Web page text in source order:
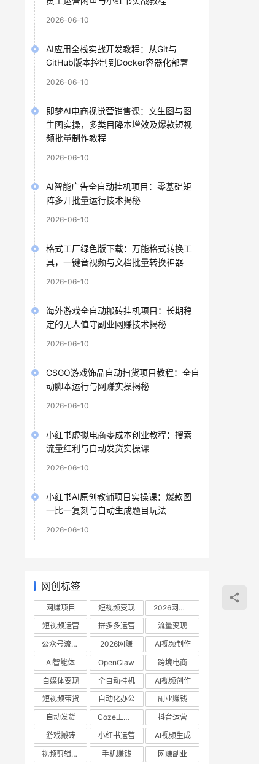
2026-06-10
AI应用全栈实战开发教程：从Git与
GitHub版本控制到Docker容器化部署
2026-06-10
即梦AI电商视觉营销售课：文生图与图
生图实操，多类目降本增效及爆款短视
频批量制作教程
2026-06-10
AI智能广告全自动挂机项目：零基础矩
阵多开批量运行技术揭秘
2026-06-10
格式工厂绿色版下载：万能格式转换工
具，一键音视频与文档批量转换神器
2026-06-10
海外游戏全自动搬砖挂机项目：长期稳
定的无人值守副业网赚技术揭秘
2026-06-10
CSGO游戏饰品自动扫货项目教程：全自
动脚本运行与网赚实操揭秘
2026-06-10
小红书虚拟电商零成本创业教程：搜索
流量红利与自动发货实操课
2026-06-10
小红书AI原创教辅项目实操课：爆款图
一比一复刻与自动生成题目玩法
2026-06-10
网创标签
网赚项目 短视频变现
2026网赚项目
短视频运营
拼多多运营
流量变现
公众号流量主
2026网赚
AI视频制作
AI智能体
OpenClaw
跨境电商
自媒体变现
全自动挂机
AI视频创作
短视频带货
自动化办公
副业赚钱
自动发货
Coze工作流
抖音运营
游戏搬砖
小红书运营
AI视频生成
视频剪辑教程
手机赚钱 网赚副业